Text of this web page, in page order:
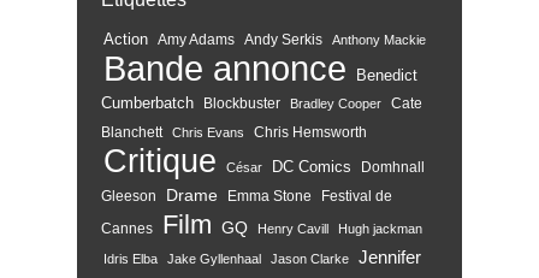
Action Amy Adams Andy Serkis Anthony Mackie
Bande annonce
Benedict
Cumberbatch
Blockbuster Bradley Cooper
Cate
Blanchett
Chris Evans Chris Hemsworth
Critique César DC Comics
Domhnall
Gleeson
Drame Emma Stone
Festival de
Cannes
Film GQ Henry Cavill Hugh jackman
Idris Elba Jake Gyllenhaal Jason Clarke
Jennifer